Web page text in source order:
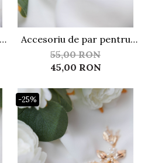
Accesoriu de par pentru
mirese ACP05
55,00 RON
45,00 RON
-25%